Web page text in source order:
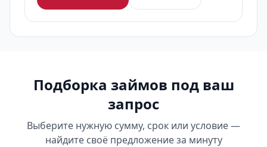
Подборка займов под ваш
запрос
Выберите нужную сумму, срок или условие —
найдите своё предложение за минуту